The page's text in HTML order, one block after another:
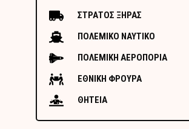
ΣΤΡΑΤΟΣ ΞΗΡΑΣ
ΠΟΛΕΜΙΚΟ ΝΑΥΤΙΚΟ
ΠΟΛΕΜΙΚΗ ΑΕΡΟΠΟΡΙΑ
ΕΘΝΙΚΗ ΦΡΟΥΡΑ
ΘΗΤΕΙΑ